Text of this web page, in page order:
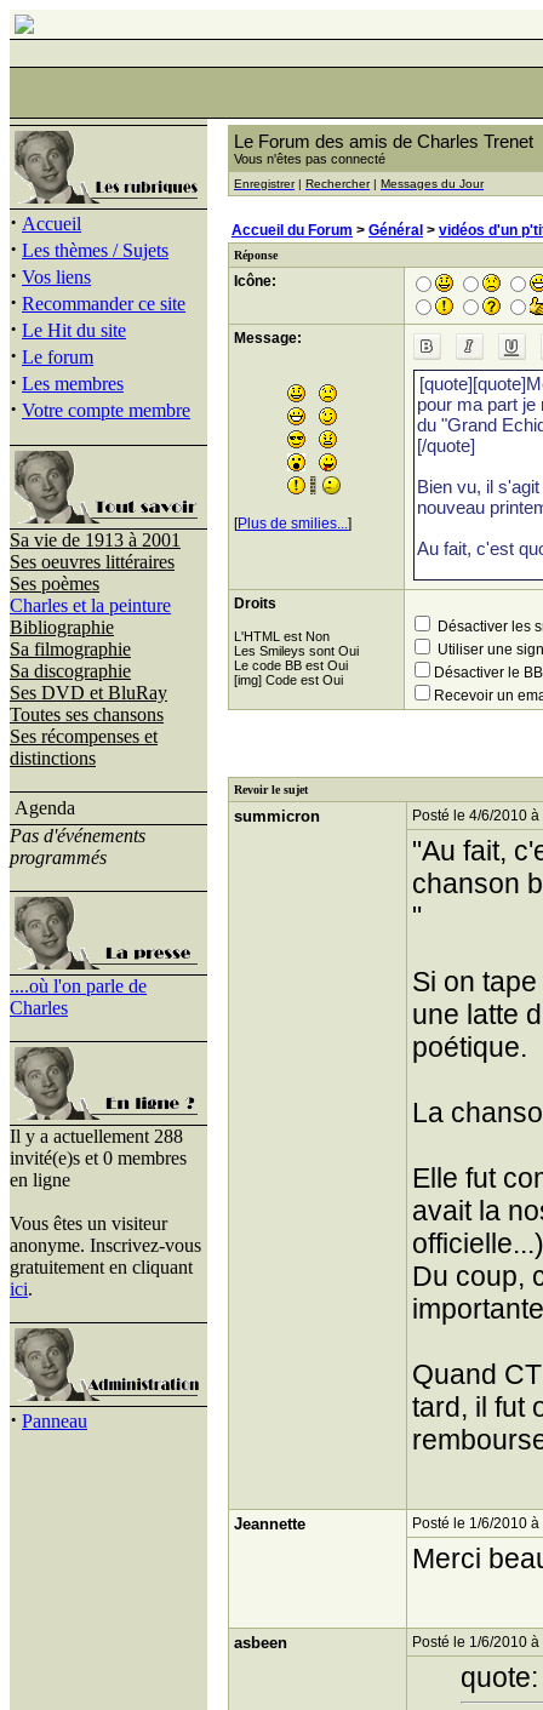
· Accueil
· Les thèmes / Sujets
· Vos liens
· Recommander ce site
· Le Hit du site
· Le forum
· Les membres
· Votre compte membre
Sa vie de 1913 à 2001
Ses oeuvres littéraires
Ses poèmes
Charles et la peinture
Bibliographie
Sa filmographie
Sa discographie
Ses DVD et BluRay
Toutes ses chansons
Ses récompenses et
distinctions
Agenda
Pas d'événements
programmés
....où l'on parle de
Charles
Il y a actuellement 288
invité(e)s et 0 membres
en ligne
Vous êtes un visiteur
anonyme. Inscrivez-vous
gratuitement en cliquant
ici.
· Panneau
Le Forum des amis de Charles Trenet
Vous n'êtes pas connecté
Enregistrer| Rechercher| Messages du Jour
Accueil du Forum > Général > vidéos d'un
Réponse
Icône:
Message:
[Plus de smilies...]
Droits
L'HTML est Non
Les Smileys sont Oui
Le code BB est Oui
[img] Code est Oui
Désactiver les
Utiliser une
Désactiver le
Recevoir un
Revoir le sujet
summicron Posté le 4/6/2010
"Au fait,
chanson
"
Si on
une latte
poétique.
La
Elle fut
avait la
Du coup,
Quand
tard, il fut
Jeannette Posté le 1/6/2010
Merci
asbeen Posté le 1/6/2010
quote: